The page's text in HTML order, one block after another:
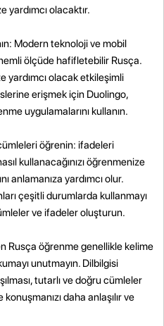
yardımcı olacaktır.
Modern teknoloji ve mobil
ölçüde hafifletebilir Rusça.
yardımcı olacak etkileşimli
erişmek için Duolingo,
uygulamalarını kullanın.
öğrenin: ifadeleri
kullanacağınızı öğrenmenize
anlamanıza yardımcı olur.
çeşitli durumlarda kullanmayı
ve ifadeler oluşturun.
Rusça öğrenme genellikle kelime
unutmayın. Dilbilgisi
tutarlı ve doğru cümleler
daha anlaşılır ve